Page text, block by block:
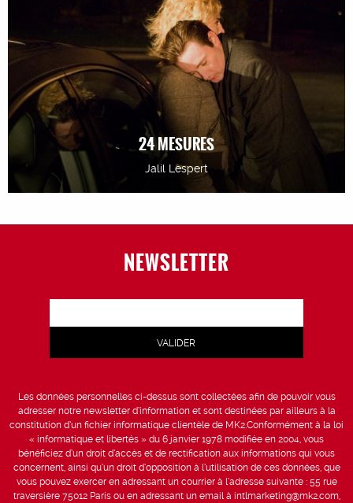
24 MESURES
Jalil Lespert
NEWSLETTER
Les données personnelles ci-dessus sont collectées afin de pouvoir vous
adresser notre newsletter d’information et sont destinées par ailleurs à la
constitution d’un fichier informatique clientèle de MK2.Conformément à la loi
« informatique et libertés » du 6 janvier 1978 modifiée en 2004, vous
bénéficiez d’un droit d’accès et de rectification aux informations qui vous
concernent, ainsi qu’un droit d’opposition à l’utilisation de ces données, que
vous pouvez exercer en adressant un courrier à l’adresse suivante : 55 rue
traversière 75012 Paris ou en adressant un email à intlmarketing@mk2.com,